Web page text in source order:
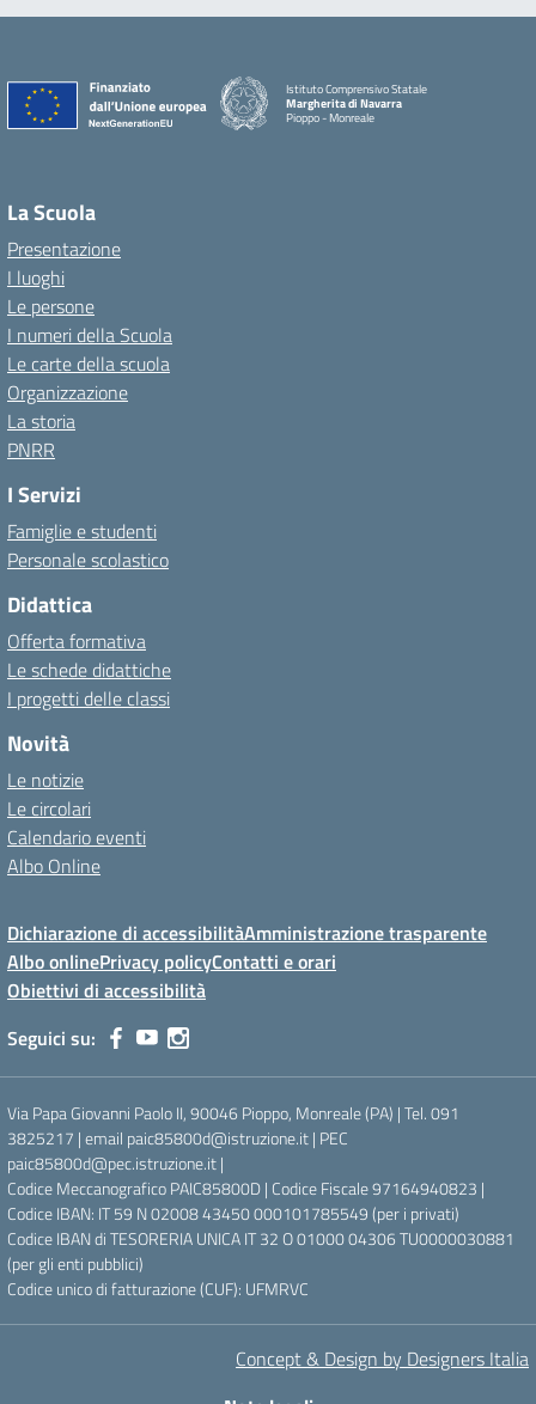
Istituto Comprensivo Statale
Margherita di Navarra
Pioppo - Monreale
La Scuola
Presentazione
I luoghi
Le persone
I numeri della Scuola
Le carte della scuola
Organizzazione
La storia
PNRR
I Servizi
Famiglie e studenti
Personale scolastico
Didattica
Offerta formativa
Le schede didattiche
I progetti delle classi
Novità
Le notizie
Le circolari
Calendario eventi
Albo Online
Dichiarazione di accessibilitàAmministrazione trasparente
Albo onlinePrivacy policyContatti e orari
Obiettivi di accessibilità
Seguici su:
Via Papa Giovanni Paolo II, 90046 Pioppo, Monreale (PA) | Tel. 091
3825217 | email paic85800d@istruzione.it | PEC
paic85800d@pec.istruzione.it |
Codice Meccanografico PAIC85800D | Codice Fiscale 97164940823 |
Codice IBAN: IT 59 N 02008 43450 000101785549 (per i privati)
Codice IBAN di TESORERIA UNICA IT 32 O 01000 04306 TU0000030881
(per gli enti pubblici)
Codice unico di fatturazione (CUF): UFMRVC
Concept & Design by Designers Italia